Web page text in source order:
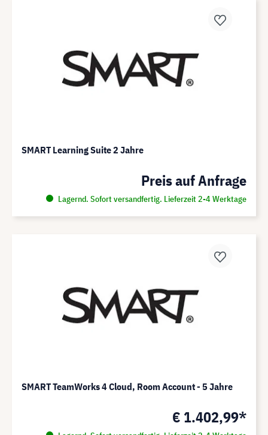
SMART Learning Suite 2 Jahre
Preis auf Anfrage
Lagernd. Sofort versandfertig. Lieferzeit 2-4 Werktage
SMART TeamWorks 4 Cloud, Room Account - 5 Jahre
€ 1.402,99*